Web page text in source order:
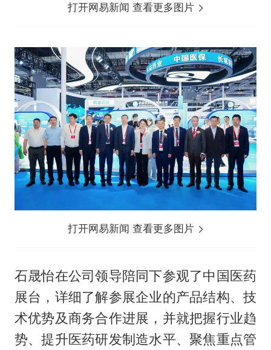
打开网易新闻 查看更多图片
打开网易新闻 查看更多图片
石晟怡在公司领导陪同下参观了中国医药
展台，详细了解参展企业的产品结构、技
术优势及商务合作进展，并就把握行业趋
势、提升医药研发制造水平、聚焦重点管